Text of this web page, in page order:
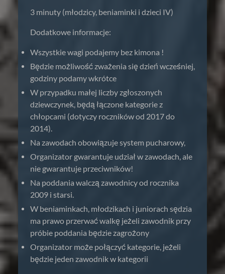
3 minuty (młodzicy, beniaminki i dzieci IV)
Dodatkowe informacje:
Wszystkie wagi podajemy bez kimona !
Będzie możliwość zważenia się dzień wcześniej,
godziny podamy wkrótce
W przypadku małej liczby zgłoszonych
dziewczynek, będą łączone kategorie z
chłopcami (dotyczy roczników od 2017 do
2014).
Na zawodach obowiązuje system pucharowy,
Organizator gwarantuje udział w zawodach, ale
nie gwarantuje przeciwników!
Na poddania walczą zawodnicy od rocznika
2009 i starsi.
W beniaminkach, młodzikach i juniorach sędzia
ma prawo przerwać walkę jeżeli zawodnik przy
próbie poddania będzie zagrożony
Organizator może połączyć kategorie, jeżeli
będzie jeden zawodnik w kategorii